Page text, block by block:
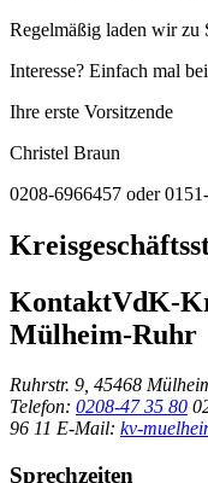
Regelmäßig laden wir zu
Interesse? Einfach mal
Ihre erste Vorsitzende
Christel Braun
0208-6966457 oder
KontaktVdK-
Mülheim-Ruhr
Ruhrstr. 9, 45468
Telefon: 0208-47 35 80
96 11 E-Mail: kv-
Sprechzeiten